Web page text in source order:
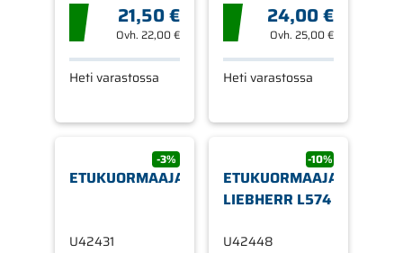
21,50 €
Ovh. 22,00 €
Heti varastossa
24,00 €
Ovh.25,00 €
Heti varastossa
-3%
ETUKUORMAAJA
U42431
-10%
ETUKUORMAAJA
LIEBHERR L574
U42448